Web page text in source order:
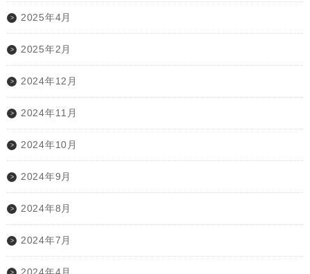
2025年4月
2025年2月
2024年12月
2024年11月
2024年10月
2024年9月
2024年8月
2024年7月